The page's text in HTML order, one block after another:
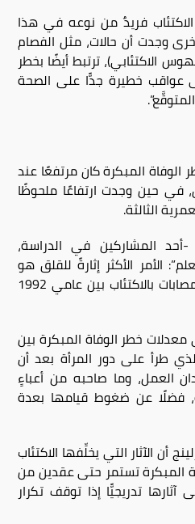
فريدٌ من نوعه في هذا
وجدت أن حالات، مثل الفصام
الاكتئابي)، ترتبط أيضًا بخطر
عواقب خطيرة جدًّا على الصحة
المبكرة كان مرتفعًا عند
في حين وجدت ارتفاعًا ملحوظًا
الثالثة.
أحد المشاركين في الدراسة،
الأمر الأكثر إثارةً للقلق هو
ارتفاع خطر الموت للنساء المصابات بالاكتئاب بين عامي 1992
معدلات خطر الوفاة المبكرة بين
طرأ على دور المرأة بعد أن
العمل، وما صاحبه من أعباءٍ
فضلًا عن ضغوط قيامها بعدة
الآثار التي يخلِّفها الاكتئاب
المبكرة تستمر حتى عقدين من
تدريجيًّا إذا توقف تكرار